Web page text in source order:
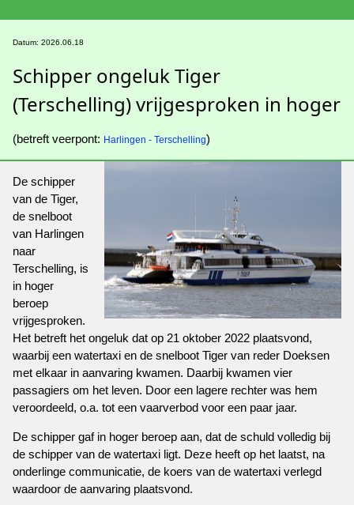
Datum: 2026.06.18
Schipper ongeluk Tiger
(Terschelling) vrijgesproken in hoger
(betreft veerpont: Harlingen - Terschelling)
De schipper
van de Tiger,
de snelboot
van Harlingen
naar
Terschelling, is
in hoger
beroep
vrijgesproken.
Het betreft het ongeluk dat op 21 oktober 2022 plaatsvond,
waarbij een watertaxi en de snelboot Tiger van reder Doeksen
met elkaar in aanvaring kwamen. Daarbij kwamen vier
passagiers om het leven. Door een lagere rechter was hem
veroordeeld, o.a. tot een vaarverbod voor een paar jaar.
De schipper gaf in hoger beroep aan, dat de schuld volledig bij
de schipper van de watertaxi ligt. Deze heeft op het laatst, na
onderlinge communicatie, de koers van de watertaxi verlegd
waardoor de aanvaring plaatsvond.